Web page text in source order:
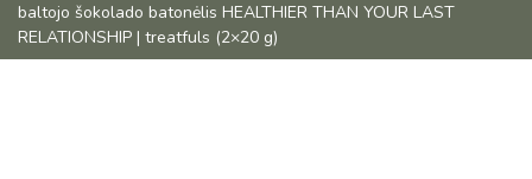
baltojo šokolado batonėlis HEALTHIER THAN YOUR LAST
RELATIONSHIP | treatfuls (2×20 g)